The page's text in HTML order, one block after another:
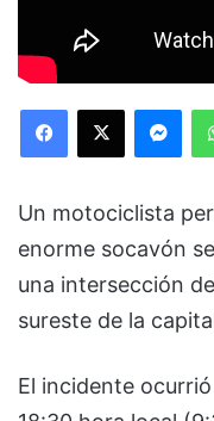
Facebook
X
Un motociclista
enorme socavón
una intersección
sureste de la
El incidente